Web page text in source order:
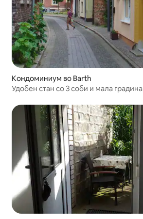
Кондоминиум во Barth
Удобен стан со 3 соби и мала градина